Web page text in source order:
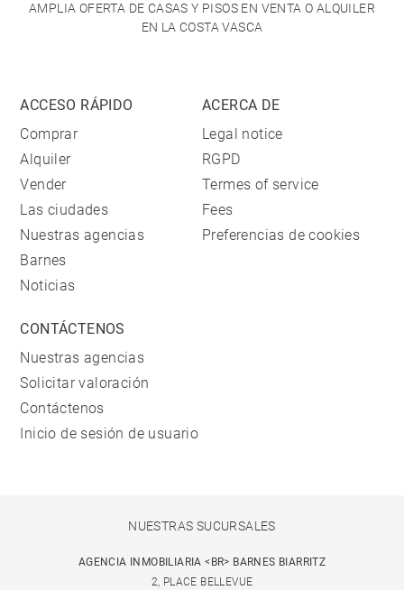
AMPLIA OFERTA DE CASAS Y PISOS EN VENTA O ALQUILER
EN LA COSTA VASCA
ACCESO RÁPIDO
Comprar
Alquiler
Vender
Las ciudades
Nuestras agencias
Barnes
Noticias
ACERCA DE
Legal notice
RGPD
Termes of service
Fees
Preferencias de cookies
CONTÁCTENOS
Nuestras agencias
Solicitar valoración
Contáctenos
Inicio de sesión de usuario
NUESTRAS SUCURSALES
AGENCIA INMOBILIARIA <BR> BARNES BIARRITZ
2, PLACE BELLEVUE